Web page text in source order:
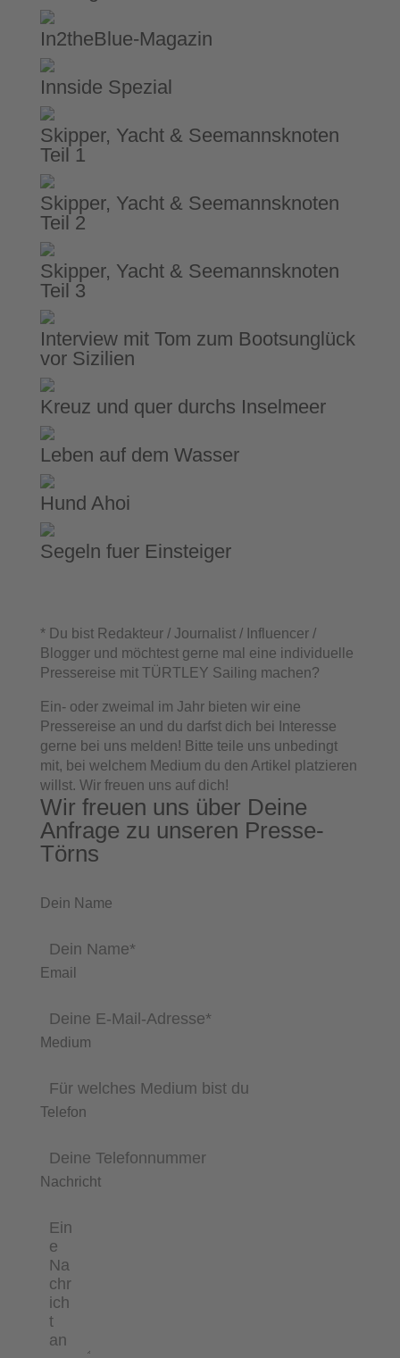
In2theBlue-Magazin
Innside Spezial
Skipper, Yacht & Seemannsknoten
Teil 1
Skipper, Yacht & Seemannsknoten
Teil 2
Skipper, Yacht & Seemannsknoten
Teil 3
Interview mit Tom zum Bootsunglück
vor Sizilien
Kreuz und quer durchs Inselmeer
Leben auf dem Wasser
Hund Ahoi
Segeln fuer Einsteiger
* Du bist Redakteur / Journalist / Influencer /
Blogger und möchtest gerne mal eine individuelle
Pressereise mit TÜRTLEY Sailing machen?
Ein- oder zweimal im Jahr bieten wir eine
Pressereise an und du darfst dich bei Interesse
gerne bei uns melden! Bitte teile uns unbedingt
mit, bei welchem Medium du den Artikel platzieren
willst. Wir freuen uns auf dich!
Wir freuen uns über Deine
Anfrage zu unseren Presse-
Törns
Dein Name
Email
Medium
Telefon
Nachricht